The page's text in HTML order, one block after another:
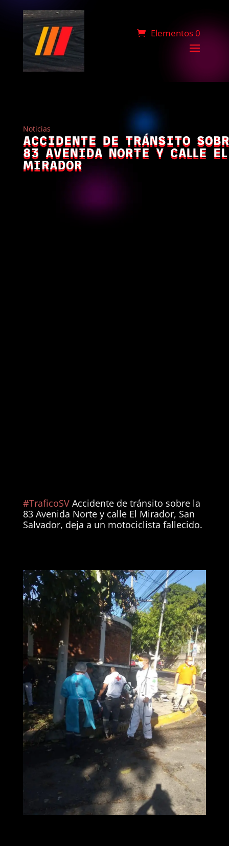
Elementos 0
Noticias
ACCIDENTE DE TRÁNSITO
83 AVENIDA NORTE Y CALLE EL
MIRADOR
#TraficoSVAccidente de tránsito sobre la
83 Avenida Norte y calle El Mirador, San
Salvador, deja a un motociclista fallecido.